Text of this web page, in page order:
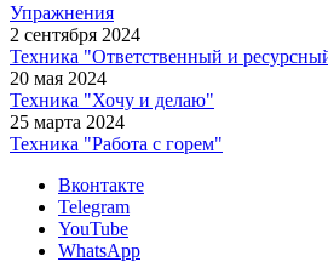
Упражнения
2 сентября 2024
Техника "Ответственный и
20 мая 2024
Техника "Хочу и делаю"
25 марта 2024
Техника "Работа с горем"
Вконтакте
Telegram
YouTube
WhatsApp